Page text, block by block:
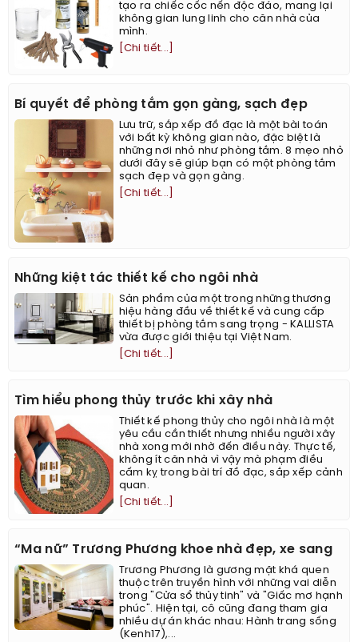
tạo ra chiếc cốc nến độc đáo, mang lại
không gian lung linh cho căn nhà của
mình.
[Chi tiết...]
Bí quyết để phòng tắm gọn gàng, sạch đẹp
Lưu trữ, sắp xếp đồ đạc là một bài toán
với bất kỳ không gian nào, đặc biệt là
những nơi nhỏ như phòng tắm. 8 mẹo nhỏ
dưới đây sẽ giúp bạn có một phòng tắm
sạch đẹp và gọn gàng.
[Chi tiết...]
Những kiệt tác thiết kế cho ngôi nhà
Sản phẩm của một trong những thương
hiệu hàng đầu về thiết kế và cung cấp
thiết bị phòng tắm sang trọng - KALLISTA
vừa được giới thiệu tại Việt Nam.
[Chi tiết...]
Tìm hiểu phong thủy trước khi xây nhà
Thiết kế phong thủy cho ngôi nhà là một
yêu cầu cần thiết nhưng nhiều người xây
nhà xong mới nhờ đến điều này. Thực tế,
không ít căn nhà vì vậy mà phạm điều
cấm kỵ trong bài trí đồ đạc, sắp xếp cảnh
quan.
[Chi tiết...]
“Ma nữ” Trương Phương khoe nhà đẹp, xe sang
Trương Phương là gương mặt khá quen
thuộc trên truyền hình với những vai diễn
trong "Cửa sổ thủy tinh" và "Giấc mơ hạnh
phúc". Hiện tại, cô cũng đang tham gia
nhiều dự án khác nhau: Hành trang sống
(Kenh17),...